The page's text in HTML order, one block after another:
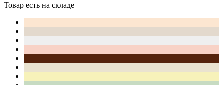
Товар есть на складе